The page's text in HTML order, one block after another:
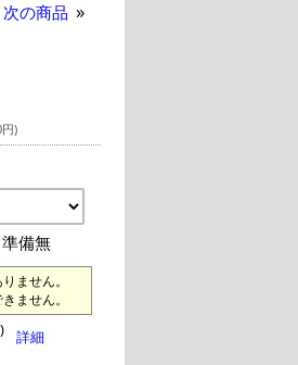
次の商品
)
準備無
ません。
ません。
詳細